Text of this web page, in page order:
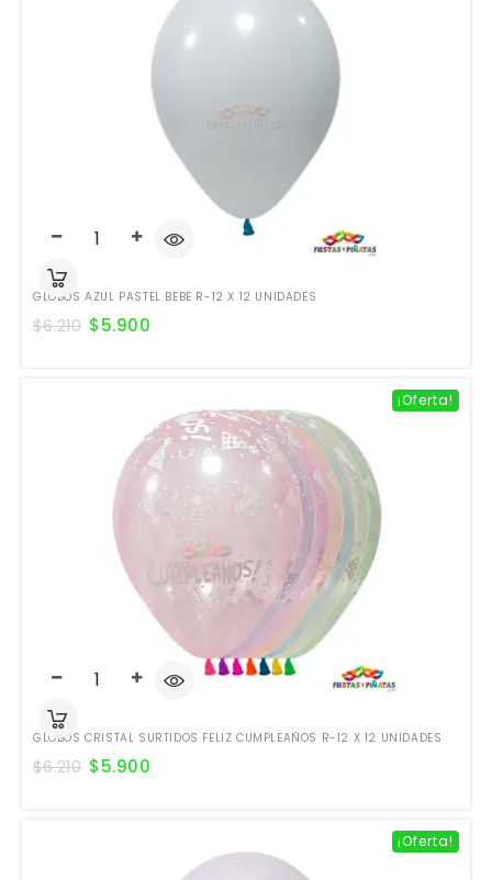
GLOBOS AZUL PASTEL BEBE R-12 X 12 UNIDADES
$6.210 $5.900
¡Oferta!
GLOBOS CRISTAL SURTIDOS FELIZ CUMPLEAÑOS R-12 X 12 UNIDADES
$6.210 $5.900
¡Oferta!